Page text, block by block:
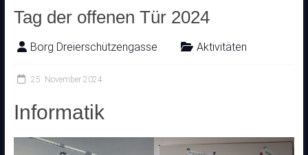
Tag der offenen Tür 2024
Borg Dreierschützengasse Aktivitäten
25. November 2024
Informatik